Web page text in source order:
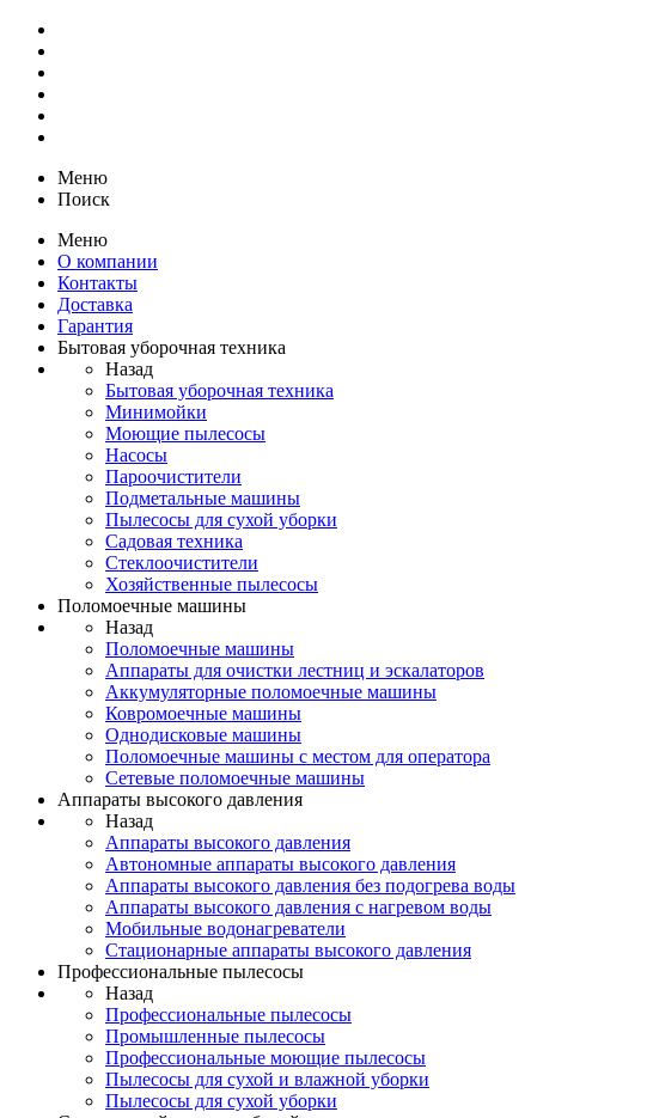
Меню
Поиск
Меню
О компании
Контакты
Доставка
Гарантия
Бытовая уборочная техника
Назад
Бытовая уборочная техника
Минимойки
Моющие пылесосы
Насосы
Пароочистители
Подметальные машины
Пылесосы для сухой уборки
Садовая техника
Стеклоочистители
Хозяйственные пылесосы
Поломоечные машины
Назад
Поломоечные машины
Аппараты для очистки лестниц и эскалаторов
Аккумуляторные поломоечные машины
Ковромоечные машины
Однодисковые машины
Поломоечные машины с местом для оператора
Сетевые поломоечные машины
Аппараты высокого давления
Назад
Аппараты высокого давления
Автономные аппараты высокого давления
Аппараты высокого давления без подогрева воды
Аппараты высокого давления с нагревом воды
Мобильные водонагреватели
Стационарные аппараты высокого давления
Профессиональные пылесосы
Назад
Профессиональные пылесосы
Промышленные пылесосы
Профессиональные моющие пылесосы
Пылесосы для сухой и влажной уборки
Пылесосы для сухой уборки